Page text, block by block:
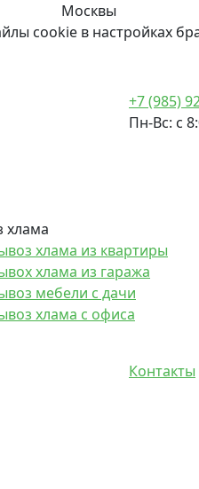
Москвы
cookie в настройках
+7 (985)
Пн-Вс: с
хлама
хлама из квартиры
хлама из гаража
мебели с дачи
хлама с офиса
Контакты